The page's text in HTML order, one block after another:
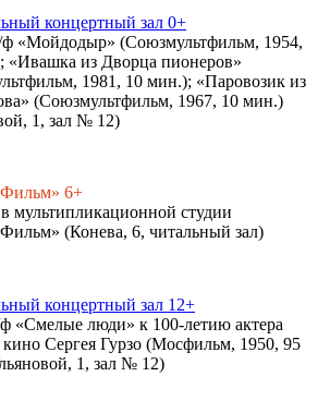
концертный зал 0+
«Мойдодыр» (Союзмультфильм, 1954,
«Ивашка из Дворца пионеров»
1981, 10 мин.); «Паровозик из
(Союзмультфильм, 1967, 10 мин.)
1, зал № 12)
6+
мультипликационной студии
(Конева, 6, читальный зал)
концертный зал 12+
«Смелые люди» к 100-летию актера
кино Сергея Гурзо (Мосфильм, 1950, 95
1, зал № 12)